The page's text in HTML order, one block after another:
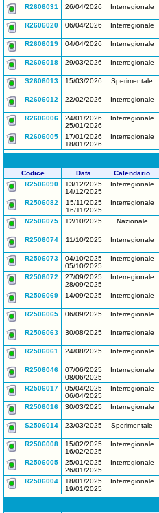
R2606031
26/04/2026 Interregionale
R2606020
06/04/2026 Interregionale
R2606019
04/04/2026 Interregionale
R2606018
29/03/2026 Interregionale
S2606013
15/03/2026 Sperimentale
R2606012
22/02/2026 Interregionale
R2606006
24/01/2026
25/01/2026
Interregionale
R2606005
17/01/2026
18/01/2026
Interregionale
Codice Data Calendario
R2506090
13/12/2025
14/12/2025
Interregionale
R2506082
15/11/2025
16/11/2025
Interregionale
N2506075
12/10/2025 Nazionale
R2506074
11/10/2025 Interregionale
R2506073
04/10/2025
05/10/2025
Interregionale
R2506072
27/09/2025
28/09/2025
Interregionale
R2506069
14/09/2025 Interregionale
R2506065
06/09/2025 Interregionale
R2506063
30/08/2025 Interregionale
R2506061
24/08/2025 Interregionale
R2506046
07/06/2025
08/06/2025
Interregionale
R2506017
05/04/2025
06/04/2025
Interregionale
R2506016
30/03/2025 Interregionale
S2506014
23/03/2025 Sperimentale
R2506008
15/02/2025
16/02/2025
Interregionale
R2506005
25/01/2025
26/01/2025
Interregionale
R2506004
18/01/2025
19/01/2025
Interregionale